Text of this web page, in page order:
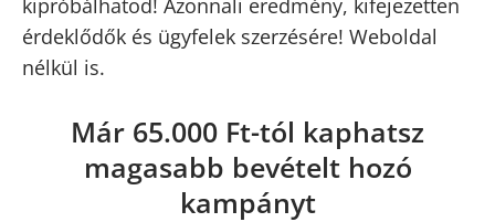
kipróbálhatod! Azonnali eredmény, kifejezetten
érdeklődők és ügyfelek szerzésére! Weboldal
nélkül is.
Már 65.000 Ft-tól kaphatsz
magasabb bevételt hozó
kampányt